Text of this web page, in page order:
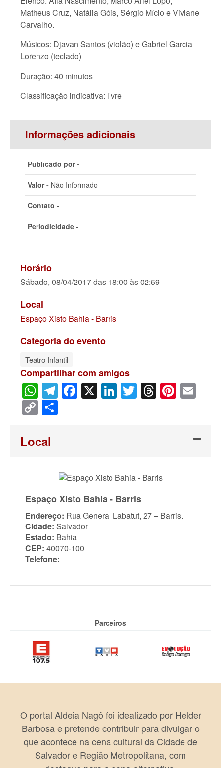
Matheus Cruz, Natália Góis, Sérgio Mício e Viviane
Carvalho.
Músicos: Djavan Santos (violão) e Gabriel Garcia
Lorenzo (teclado)
Duração: 40 minutos
Classificação indicativa: livre
Informações adicionais
Publicado por -
Valor - Não Informado
Contato -
Periodicidade -
Horário
Sábado, 08/04/2017 das 18:00 às 02:59
Local
Espaço Xisto Bahia - Barris
Categoria do evento
Teatro Infantil
Compartilhar com amigos
WhatsApp
Telegram
Facebook
X LinkedIn
Twitter
Threads
Copy
Link
Local
Espaço Xisto Bahia - Barris
Endereço: Rua General Labatut, 27 – Barris.
Cidade: Salvador
Estado: Bahia
CEP: 40070-100
Telefone:
Parceiros
O portal Aldeia Nagô foi idealizado por Helder
Barbosa e pretende contribuir para divulgar o
que acontece na cena cultural da Cidade de
Salvador e Região Metropolitana, com